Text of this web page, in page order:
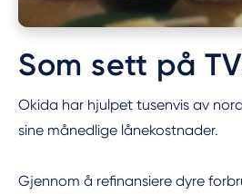
Som sett på
Okida har hjulpet tusenvis av
sine månedlige lånekostnader.
Gjennom å refinansiere dyre